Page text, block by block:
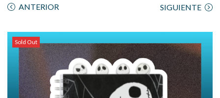
ANTERIOR SIGUIENTE
Sold Out